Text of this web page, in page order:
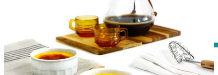
Puerros confitados